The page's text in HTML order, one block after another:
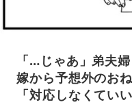
「…じゃあ」弟夫
嫁から予想外のお
「対応しなくていい